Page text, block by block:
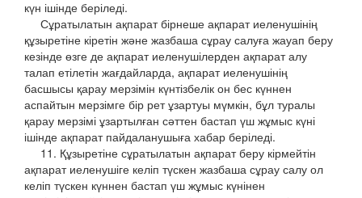
күн ішінде беріледі.
Сұратылатын ақпарат бірнеше ақпарат иеленушінің
құзыретіне кіретін және жазбаша сұрау салуға жауап беру
кезінде өзге де ақпарат иеленушілерден ақпарат алу
талап етілетін жағдайларда, ақпарат иеленушінің
басшысы қарау мерзімін күнтізбелік он бес күннен
аспайтын мерзімге бір рет ұзартуы мүмкін, бұл туралы
қарау мерзімі ұзартылған сәттен бастап үш жұмыс күні
ішінде ақпарат пайдаланушыға хабар беріледі.
11. Құзыретіне сұратылатын ақпарат беру кірмейтін
ақпарат иеленушіге келіп түскен жазбаша сұрау салу ол
келіп түскен күннен бастап үш жұмыс күнінен